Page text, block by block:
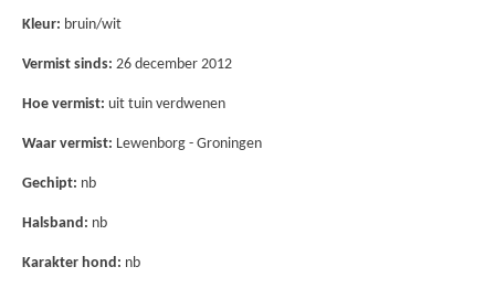
Kleur: bruin/wit
Vermist sinds: 26 december 2012
Hoe vermist: uit tuin verdwenen
Waar vermist: Lewenborg - Groningen
Gechipt: nb
Halsband: nb
Karakter hond: nb